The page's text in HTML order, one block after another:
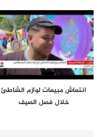
انتعاش مبيعات لوازم الشاطئ
خلال فصل الصيف